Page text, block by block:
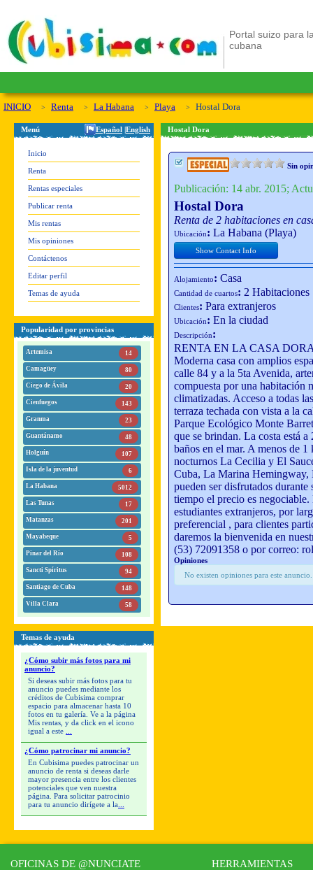
Portal suizo para
cubana
INICIO Renta La Habana Playa Hostal Dora
Menú Español |English
Inicio
Renta
Rentas especiales
Publicar renta
Mis rentas
Mis opiniones
Contáctenos
Editar perfil
Temas de ayuda
Popularidad por provincias
14
Artemisa
80
Camagüey
20
Ciego de Ávila
143
Cienfuegos
23
Granma
48
Guantánamo
107
Holguín
6
Isla de la juventud
5012
La Habana
17
Las Tunas
201
Matanzas
5
Mayabeque
108
Pinar del Río
94
Sancti Spíritus
148
Santiago de Cuba
58
Villa Clara
Temas de ayuda
¿Cómo subir más fotos para mi
anuncio?
Si deseas subir más fotos para tu
anuncio puedes mediante los
créditos de Cubisima comprar
espacio para almacenar hasta 10
fotos en tu galería. Ve a la página
Mis rentas, y da click en el icono
igual a este
¿Cómo patrocinar mi anuncio?
En Cubisima puedes patrocinar un
anuncio de renta si deseas darle
mayor presencia entre los clientes
potenciales que ven nuestra
página. Para solicitar patrocinio
para tu anuncio dirígete a la
Hostal Dora
Sin
Publicación: 14 abr. 2015;
Hostal Dora
Renta de 2 habitaciones en
Ubicación: La Habana (Playa)
Show Contact Info
Alojamiento: Casa
Cantidad de cuartos: 2 Habitaciones
Clientes: Para extranjeros
Ubicación: En la ciudad
Descripción:
RENTA EN LA CASA
Moderna casa con amplios
calle 84 y a la 5ta Avenida,
compuesta por una habitación
climatizadas. Acceso a todas
terraza techada con vista a la
Parque Ecológico Monte
que se brindan. La costa está
baños en el mar. A menos de
nocturnos La Cecilia y El
Cuba, La Marina Hemingway,
pueden ser disfrutados durante
tiempo el precio es
estudiantes extranjeros, por
preferencial , para clientes
daremos la bienvenida en
(53) 72091358 o por correo:
Opiniones
No existen opiniones para este
OFICINAS DE @NUNCIATE HERRAMIENTAS